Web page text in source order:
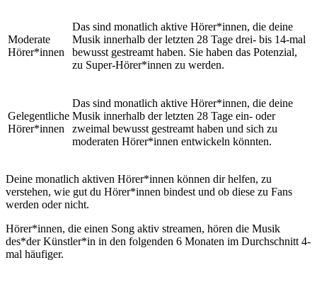
Moderate
Hörer*innen
Das sind monatlich aktive Hörer*innen, die deine
Musik innerhalb der letzten 28 Tage drei- bis 14-mal
bewusst gestreamt haben. Sie haben das Potenzial,
zu Super-Hörer*innen zu werden.
Gelegentliche
Hörer*innen
Das sind monatlich aktive Hörer*innen, die deine
Musik innerhalb der letzten 28 Tage ein- oder
zweimal bewusst gestreamt haben und sich zu
moderaten Hörer*innen entwickeln könnten.
Deine monatlich aktiven Hörer*innen können dir helfen, zu
verstehen, wie gut du Hörer*innen bindest und ob diese zu Fans
werden oder nicht.
Hörer*innen, die einen Song aktiv streamen, hören die Musik
des*der Künstler*in in den folgenden 6 Monaten im Durchschnitt 4-
mal häufiger.